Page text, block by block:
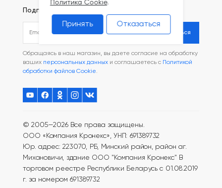
Подписаться на рассылку
Подписаться
Обращаясь в наш магазин, вы даете согласие на обработку
ваших персональных данных и соглашаетесь с Политикой
обработки файлов Cookie.
© 2005—2026 Все права защищены.
ООО «Компания Кронекс», УНП: 691389732
Юр. адрес: 223070, РБ, Минский район, район аг.
Михановичи, здание ООО "Компания Кронекс" В
торговом реестре Республики Беларусь с 01.08.2019
г. за номером 691389732
Политика Cookie.
Принять Отказаться